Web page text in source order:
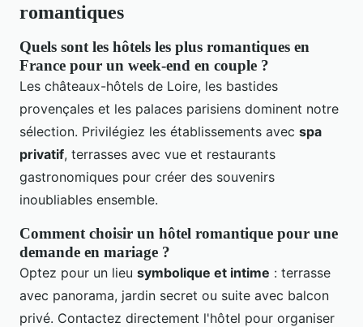
romantiques
Quels sont les hôtels les plus romantiques en
France pour un week-end en couple ?
Les châteaux-hôtels de Loire, les bastides
provençales et les palaces parisiens dominent notre
sélection. Privilégiez les établissements avec spa
privatif, terrasses avec vue et restaurants
gastronomiques pour créer des souvenirs
inoubliables ensemble.
Comment choisir un hôtel romantique pour une
demande en mariage ?
Optez pour un lieu symbolique et intime : terrasse
avec panorama, jardin secret ou suite avec balcon
privé. Contactez directement l'hôtel pour organiser